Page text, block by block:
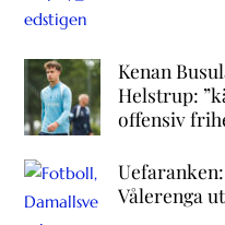
Kenan
Helstrup:
offensiv
Vålerenga